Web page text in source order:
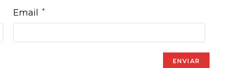
Email *